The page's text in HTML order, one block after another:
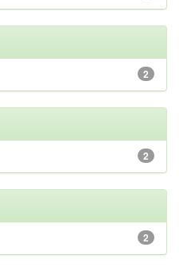
2
2
2